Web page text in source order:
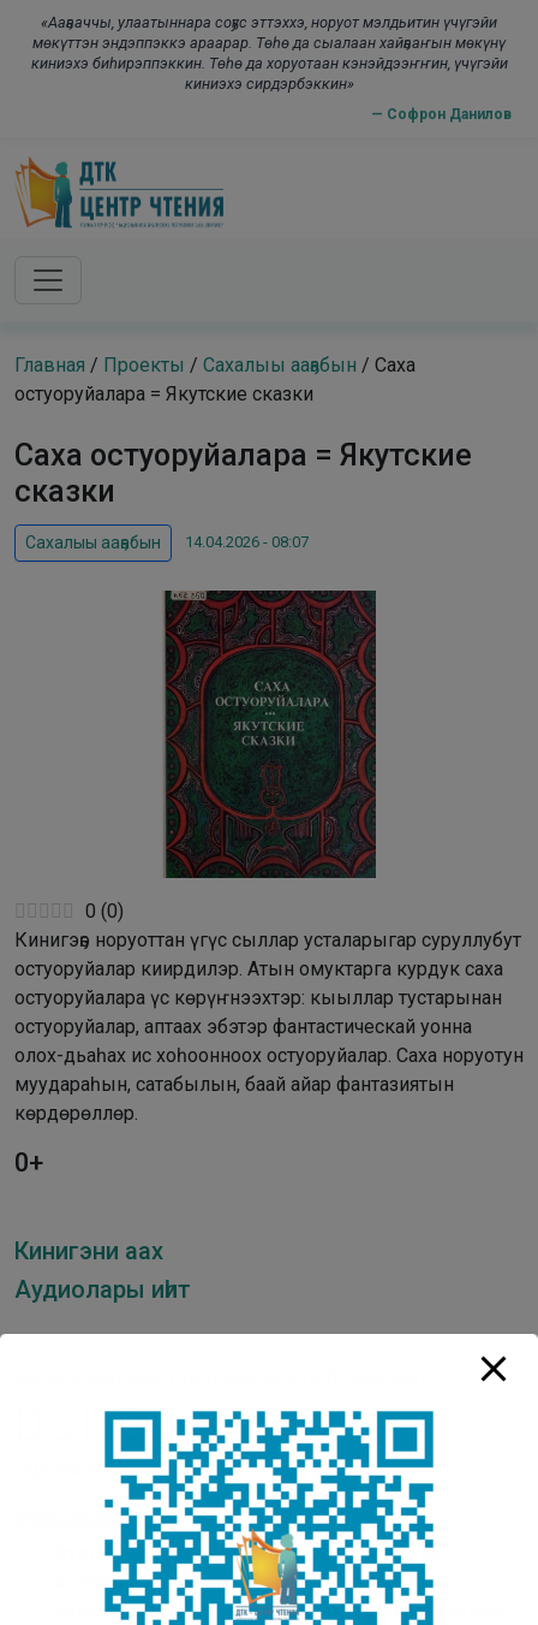
«Ааҕааччы, улаатыннара соҕус эттэххэ, норуот мэлдьитин үчүгэйи
мөкүттэн эндэппэккэ араарар. Төһө да сыалаан хайҕааҥын мөкүнү
киниэхэ биһирэппэккин. Төһө да хоруотаан кэнэйдээҥҥин, үчүгэйи
киниэхэ сирдэрбэккин»
— Софрон Данилов
Skip to main content
Главная / Проекты / Сахалыы ааҕабын / Саха
остуоруйалара = Якутские сказки
Саха остуоруйалара = Якутские
сказки
Сахалыы ааҕабын 14.04.2026 - 08:07
0 (0)
Кинигэҕэ норуоттан үгүс сыллар усталарыгар суруллубут
остуоруйалар киирдилэр. Атын омуктарга курдук саха
остуоруйалара үс көрүҥнээхтэр: кыыллар тустарынан
остуоруйалар, аптаах эбэтэр фантастическай уонна
олох-дьаһах ис хоһоонноох остуоруйалар. Саха норуотун
муудараһын, сатабылын, баай айар фантазиятын
көрдөрөллөр.
0+
Кинигэни аах
Аудиолары иһит
Оценок пока нет. Поставьте оценку первым.
Рекомендуем:
Итоги финального отборочного тура тур
интеллектуальной литературной квиз-игры,
посвященной 210-летию Петра Ершова, автора